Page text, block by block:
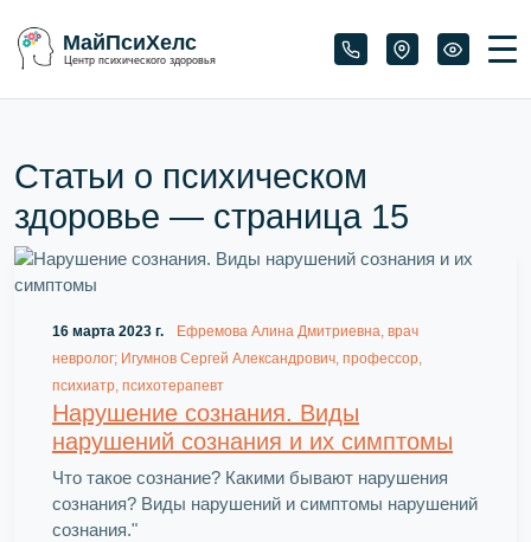
МайПсиХелс
Центр психического здоровья
Статьи о психическом
здоровье — страница 15
16 марта 2023 г.
Ефремова Алина Дмитриевна, врач
невролог; Игумнов Сергей Александрович, профессор,
психиатр, психотерапевт
Нарушение сознания. Виды
нарушений сознания и их симптомы
Что такое сознание? Какими бывают нарушения
сознания? Виды нарушений и симптомы нарушений
сознания."